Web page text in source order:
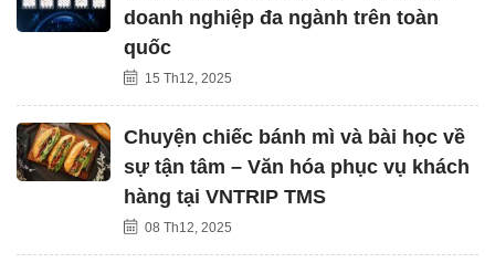
doanh nghiệp đa ngành trên toàn
quốc
15 Th12, 2025
Chuyện chiếc bánh mì và bài học về
sự tận tâm – Văn hóa phục vụ khách
hàng tại VNTRIP TMS
08 Th12, 2025